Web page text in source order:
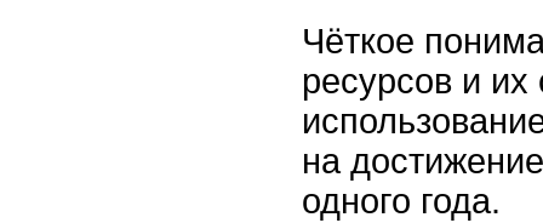
Чёткое
ресурсов и
на
одного года.